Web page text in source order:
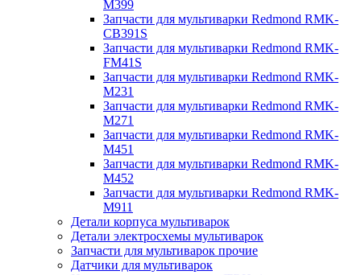
M399
Запчасти для мультиварки Redmond RMK-
CB391S
Запчасти для мультиварки Redmond RMK-
FM41S
Запчасти для мультиварки Redmond RMK-
M231
Запчасти для мультиварки Redmond RMK-
M271
Запчасти для мультиварки Redmond RMK-
M451
Запчасти для мультиварки Redmond RMK-
M452
Запчасти для мультиварки Redmond RMK-
M911
Детали корпуса мультиварок
Детали электросхемы мультиварок
Запчасти для мультиварок прочие
Датчики для мультиварок